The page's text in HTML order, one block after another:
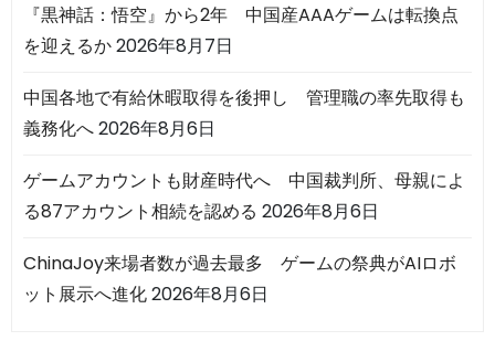
『黒神話：悟空』から2年 中国産AAAゲームは転換点
を迎えるか2026年8月7日
中国各地で有給休暇取得を後押し 管理職の率先取得も
義務化へ2026年8月6日
ゲームアカウントも財産時代へ 中国裁判所、母親によ
る87アカウント相続を認める 2026年8月6日
ChinaJoy来場者数が過去最多 ゲームの祭典がAIロボ
ット展示へ進化2026年8月6日